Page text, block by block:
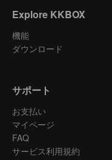
Explore KKBOX
機能
ダウンロード
サポート
お支払い
マイページ
FAQ
サービス利用規約